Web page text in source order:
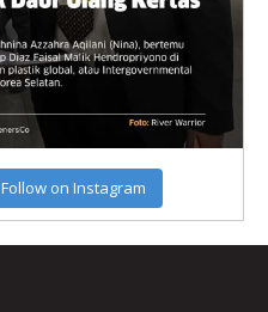
Follow on Instagram